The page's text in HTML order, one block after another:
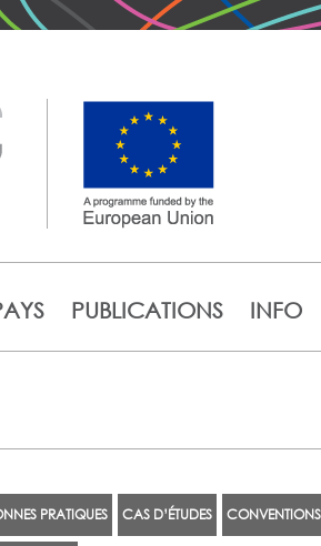
Aller au
contenu
PUBLICATIONS INFO
PRATIQUES CAS D’ÉTUDES